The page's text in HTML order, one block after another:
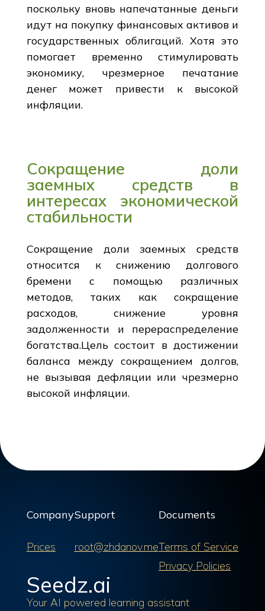
поскольку вновь напечатанные деньги
идут на покупку финансовых активов и
государственных облигаций. Хотя это
помогает временно стимулировать
экономику, чрезмерное печатание
денег может привести к высокой
инфляции.
Сокращение доли
заемных средств в
интересах экономической
стабильности
Сокращение доли заемных средств
относится к снижению долгового
бремени с помощью различных
методов, таких как сокращение
расходов, снижение уровня
задолженности и перераспределение
богатства.Цель состоит в достижении
баланса между сокращением долгов,
не вызывая дефляции или чрезмерно
высокой инфляции.
Company
Prices
Support
root@zhdanov.me
Documents
Terms of Service
Privacy Policies
Seedz.ai
Your AI powered learning assistant